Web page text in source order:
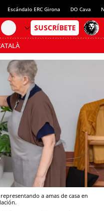
Escándalo ERC Girona DO Cava
a amas de casa en